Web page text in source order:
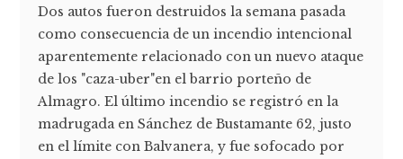
Dos autos fueron destruidos la semana pasada
como consecuencia de un incendio intencional
aparentemente relacionado con un nuevo ataque
de los "caza-uber"en el barrio porteño de
Almagro. El último incendio se registró en la
madrugada en Sánchez de Bustamante 62, justo
en el límite con Balvanera, y fue sofocado por